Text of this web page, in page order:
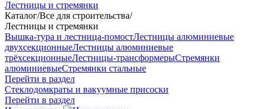
Лестницы и стремянки
Каталог/Все для строительства/
Лестницы и стремянки
Вышка-тура и лестница-помостЛестницы алюминиевые
двухсекционныеЛестницы алюминиевые
трёхсекционныеЛестницы-трансформерыСтремянки
алюминиевыеСтремянки стальные
Перейти в раздел
Стеклодомкраты и вакуумные присоски
Перейти в раздел